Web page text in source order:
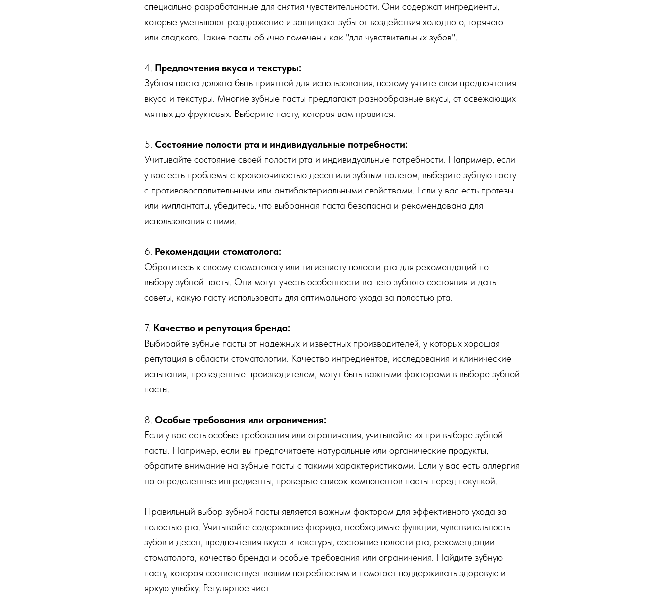
специально разработанные для снятия чувствительности. Они содержат ингредиенты,
которые уменьшают раздражение и защищают зубы от воздействия холодного, горячего
или сладкого. Такие пасты обычно помечены как "для чувствительных зубов".
4. Предпочтения вкуса и текстуры:
Зубная паста должна быть приятной для использования, поэтому учтите свои предпочтения
вкуса и текстуры. Многие зубные пасты предлагают разнообразные вкусы, от освежающих
мятных до фруктовых. Выберите пасту, которая вам нравится.
5. Состояние полости рта и индивидуальные потребности:
Учитывайте состояние своей полости рта и индивидуальные потребности. Например, если
у вас есть проблемы с кровоточивостью десен или зубным налетом, выберите зубную пасту
с противовоспалительными или антибактериальными свойствами. Если у вас есть протезы
или имплантаты, убедитесь, что выбранная паста безопасна и рекомендована для
использования с ними.
6. Рекомендации стоматолога:
Обратитесь к своему стоматологу или гигиенисту полости рта для рекомендаций по
выбору зубной пасты. Они могут учесть особенности вашего зубного состояния и дать
советы, какую пасту использовать для оптимального ухода за полостью рта.
7. Качество и репутация бренда:
Выбирайте зубные пасты от надежных и известных производителей, у которых хорошая
репутация в области стоматологии. Качество ингредиентов, исследования и клинические
испытания, проведенные производителем, могут быть важными факторами в выборе зубной
пасты.
8. Особые требования или ограничения:
Если у вас есть особые требования или ограничения, учитывайте их при выборе зубной
пасты. Например, если вы предпочитаете натуральные или органические продукты,
обратите внимание на зубные пасты с такими характеристиками. Если у вас есть аллергия
на определенные ингредиенты, проверьте список компонентов пасты перед покупкой.
Правильный выбор зубной пасты является важным фактором для эффективного ухода за
полостью рта. Учитывайте содержание фторида, необходимые функции, чувствительность
зубов и десен, предпочтения вкуса и текстуры, состояние полости рта, рекомендации
стоматолога, качество бренда и особые требования или ограничения. Найдите зубную
пасту, которая соответствует вашим потребностям и помогает поддерживать здоровую и
яркую улыбку. Регулярное чист